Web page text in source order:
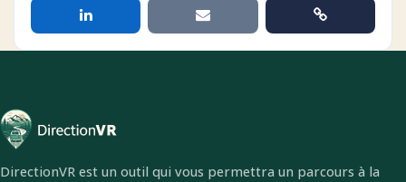
DirectionVR est un outil qui vous permettra un parcours à la